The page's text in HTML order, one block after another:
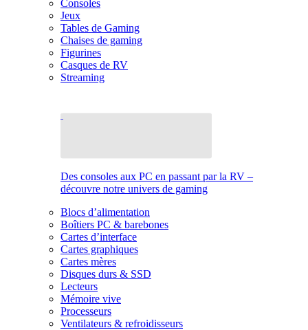
Consoles
Jeux
Tables de Gaming
Chaises de gaming
Figurines
Casques de RV
Streaming
Des consoles aux PC en passant par la RV –
découvre notre univers de gaming
Blocs d’alimentation
Boîtiers PC & barebones
Cartes d’interface
Cartes graphiques
Cartes mères
Disques durs & SSD
Lecteurs
Mémoire vive
Processeurs
Ventilateurs & refroidisseurs